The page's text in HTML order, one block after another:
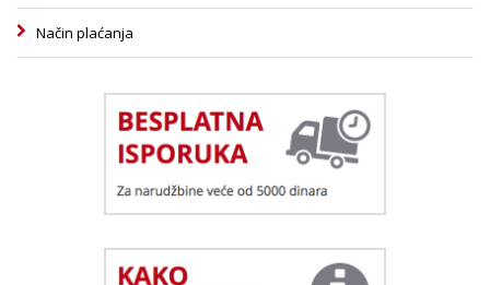
Način plaćanja